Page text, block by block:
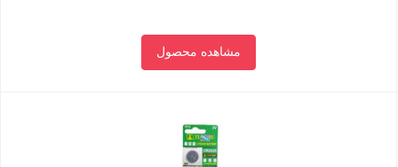
مشاهده محصول